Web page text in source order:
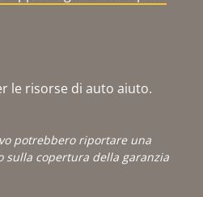
le risorse di auto aiuto.
potrebbero riportare una
copertura della garanzia